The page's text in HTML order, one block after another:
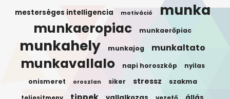
mesterséges intelligencia motiváció munka
munkaeropiac munkaerőpiac
munkahely munkajog munkaltato
munkavallalo napi horoszkóp nyilas
onismeret oroszlan siker stressz szakma